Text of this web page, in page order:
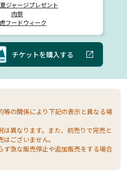
ジャージプレゼント
肉祭
フードウィーク
チケットを購入する
等の関係により下記の表示と異なる場
は異なります。また、前売りで完売と
ございません。
ず急な販売停止や追加販売をする場合